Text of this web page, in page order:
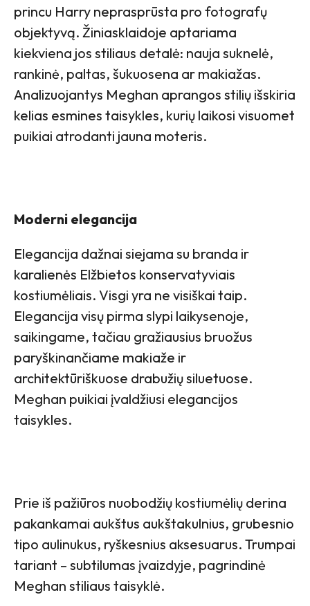
princu Harry neprasprūsta pro fotografų
objektyvą. Žiniasklaidoje aptariama
kiekviena jos stiliaus detalė: nauja suknelė,
rankinė, paltas, šukuosena ar makiažas.
Analizuojantys Meghan aprangos stilių išskiria
kelias esmines taisykles, kurių laikosi visuomet
puikiai atrodanti jauna moteris.
Moderni elegancija
Elegancija dažnai siejama su branda ir
karalienės Elžbietos konservatyviais
kostiumėliais. Visgi yra ne visiškai taip.
Elegancija visų pirma slypi laikysenoje,
saikingame, tačiau gražiausius bruožus
paryškinančiame makiaže ir
architektūriškuose drabužių siluetuose.
Meghan puikiai įvaldžiusi elegancijos
taisykles.
Prie iš pažiūros nuobodžių kostiumėlių derina
pakankamai aukštus aukštakulnius, grubesnio
tipo aulinukus, ryškesnius aksesuarus. Trumpai
tariant – subtilumas įvaizdyje, pagrindinė
Meghan stiliaus taisyklė.